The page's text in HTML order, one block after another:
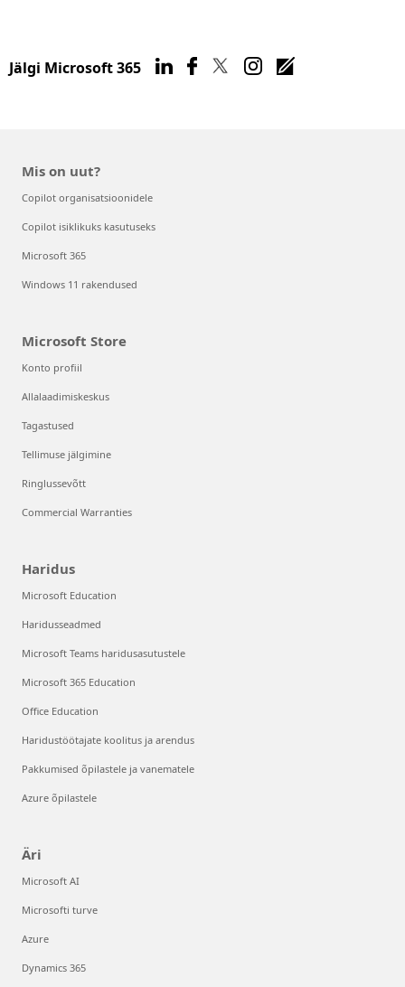
Jälgi Microsoft 365
Mis on uut?
Copilot organisatsioonidele
Copilot isiklikuks kasutuseks
Microsoft 365
Windows 11 rakendused
Microsoft Store
Konto profiil
Allalaadimiskeskus
Tagastused
Tellimuse jälgimine
Ringlussevõtt
Commercial Warranties
Haridus
Microsoft Education
Haridusseadmed
Microsoft Teams haridusasutustele
Microsoft 365 Education
Office Education
Haridustöötajate koolitus ja arendus
Pakkumised õpilastele ja vanematele
Azure õpilastele
Äri
Microsoft AI
Microsofti turve
Azure
Dynamics 365